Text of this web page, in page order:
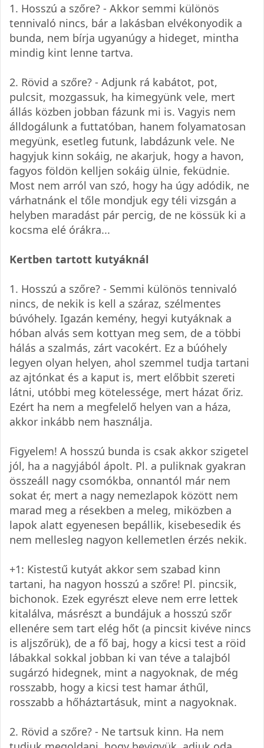
1. Hosszú a szőre? - Akkor semmi különös
tennivaló nincs, bár a lakásban elvékonyodik a
bunda, nem bírja ugyanúgy a hideget, mintha
mindig kint lenne tartva.
2. Rövid a szőre? - Adjunk rá kabátot, pot,
pulcsit, mozgassuk, ha kimegyünk vele, mert
állás közben jobban fázunk mi is. Vagyis nem
álldogálunk a futtatóban, hanem folyamatosan
megyünk, esetleg futunk, labdázunk vele. Ne
hagyjuk kinn sokáig, ne akarjuk, hogy a havon,
fagyos földön kelljen sokáig ülnie, feküdnie.
Most nem arról van szó, hogy ha úgy adódik, ne
várhatnánk el tőle mondjuk egy téli vizsgán a
helyben maradást pár percig, de ne kössük ki a
kocsma elé órákra...
Kertben tartott kutyáknál
1. Hosszú a szőre? - Semmi különös tennivaló
nincs, de nekik is kell a száraz, szélmentes
búvóhely. Igazán kemény, hegyi kutyáknak a
hóban alvás sem kottyan meg sem, de a többi
hálás a szalmás, zárt vacokért. Ez a búóhely
legyen olyan helyen, ahol szemmel tudja tartani
az ajtónkat és a kaput is, mert előbbit szereti
látni, utóbbi meg kötelessége, mert házat őriz.
Ezért ha nem a megfelelő helyen van a háza,
akkor inkább nem használja.
Figyelem! A hosszú bunda is csak akkor szigetel
jól, ha a nagyjából ápolt. Pl. a puliknak gyakran
összeáll nagy csomókba, onnantól már nem
sokat ér, mert a nagy nemezlapok között nem
marad meg a résekben a meleg, miközben a
lapok alatt egyenesen bepállik, kisebesedik és
nem mellesleg nagyon kellemetlen érzés nekik.
+1: Kistestű kutyát akkor sem szabad kinn
tartani, ha nagyon hosszú a szőre! Pl. pincsik,
bichonok. Ezek egyrészt eleve nem erre lettek
kitalálva, másrészt a bundájuk a hosszú szőr
ellenére sem tart elég hőt (a pincsit kivéve nincs
is aljszőrük), de a fő baj, hogy a kicsi test a röid
lábakkal sokkal jobban ki van téve a talajból
sugárzó hidegnek, mint a nagyoknak, de még
rosszabb, hogy a kicsi test hamar áthűl,
rosszabb a hőháztartásuk, mint a nagyoknak.
2. Rövid a szőre? - Ne tartsuk kinn. Ha nem